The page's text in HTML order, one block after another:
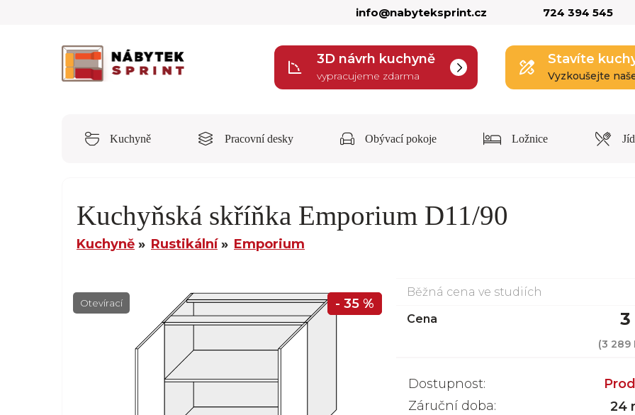
info@nabyteksprint.cz 724 394 545
3D návrh kuchyně
vypracujeme zdarma
Stavíte
Vyzkoušejte
Kuchyně Pracovní desky Obývací pokoje Ložnice
Kuchyňská skříňka Emporium D11/90
Kuchyně Rustikální Emporium
Otevírací - 35 %
Běžná cena ve studiích
Cena
3
(3 289
Dostupnost:
Záruční doba:
24